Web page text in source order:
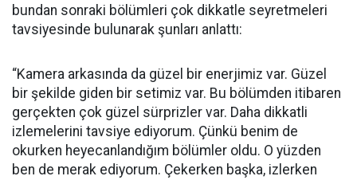
bundan sonraki bölümleri çok dikkatle seyretmeleri
tavsiyesinde bulunarak şunları anlattı:
“Kamera arkasında da güzel bir enerjimiz var. Güzel
bir şekilde giden bir setimiz var. Bu bölümden itibaren
gerçekten çok güzel sürprizler var. Daha dikkatli
izlemelerini tavsiye ediyorum. Çünkü benim de
okurken heyecanlandığım bölümler oldu. O yüzden
ben de merak ediyorum. Çekerken başka, izlerken